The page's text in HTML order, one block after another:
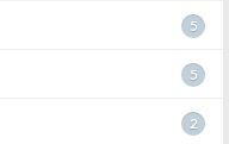
5
5
2